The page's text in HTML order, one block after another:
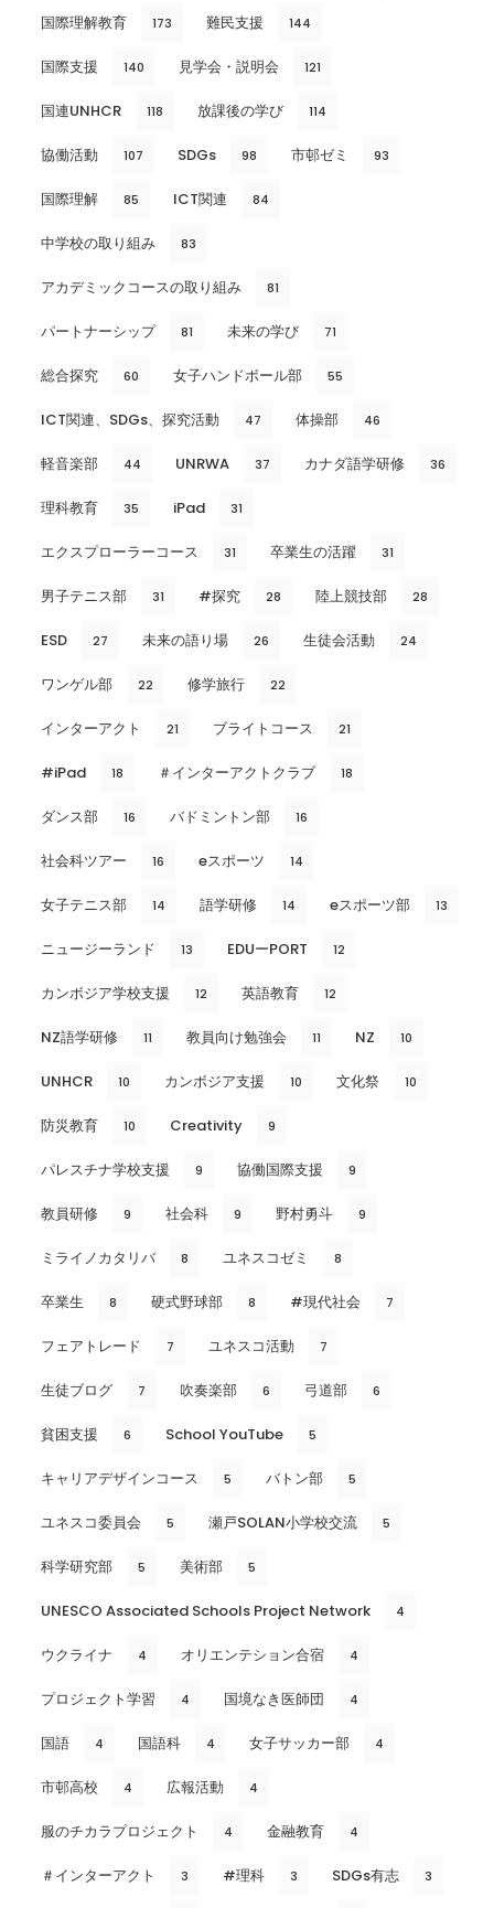
国際理解教育 173 難民支援 144
国際支援 140 見学会・説明会 121
国連UNHCR 118 放課後の学び 114
協働活動 107 SDGs 98 市邨ゼミ 93
国際理解 85 ICT関連 84
中学校の取り組み 83
アカデミックコースの取り組み 81
パートナーシップ 81 未来の学び 71
総合探究 60 女子ハンドボール部 55
ICT関連、SDGs、探究活動 47 体操部 46
軽音楽部 44 UNRWA 37 カナダ語学研修 36
理科教育 35 iPad 31
エクスプローラーコース 31 卒業生の活躍 31
男子テニス部 31 #探究 28 陸上競技部 28
ESD 27 未来の語り場 26 生徒会活動 24
ワンゲル部 22 修学旅行 22
インターアクト 21 ブライトコース 21
#iPad 18 ＃インターアクトクラブ 18
ダンス部 16 バドミントン部 16
社会科ツアー 16 eスポーツ 14
女子テニス部 14 語学研修 14 eスポーツ部 13
ニュージーランド 13 EDUーPORT 12
カンボジア学校支援 12 英語教育 12
NZ語学研修 11 教員向け勉強会 11 NZ 10
UNHCR 10 カンボジア支援 10 文化祭 10
防災教育 10 Creativity 9
パレスチナ学校支援 9 協働国際支援 9
教員研修 9 社会科 9 野村勇斗 9
ミライノカタリバ 8 ユネスコゼミ 8
卒業生 8 硬式野球部 8 #現代社会 7
フェアトレード 7 ユネスコ活動 7
生徒ブログ 7 吹奏楽部 6 弓道部 6
貧困支援 6 School YouTube 5
キャリアデザインコース 5 バトン部 5
ユネスコ委員会 5 瀬戸SOLAN小学校交流 5
科学研究部 5 美術部 5
UNESCO Associated Schools Project Network 4
ウクライナ 4 オリエンテション合宿 4
プロジェクト学習 4 国境なき医師団 4
国語 4 国語科 4 女子サッカー部 4
市邨高校 4 広報活動 4
服のチカラプロジェクト 4 金融教育 4
＃インターアクト 3 #理科 3 SDGs有志 3